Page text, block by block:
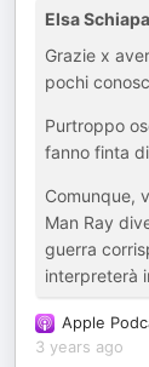
Elsa
Grazie x
pochi
Purtroppo
fanno finta
Comunque,
Man Ray
guerra
interpreterà
Apple
3 years ago